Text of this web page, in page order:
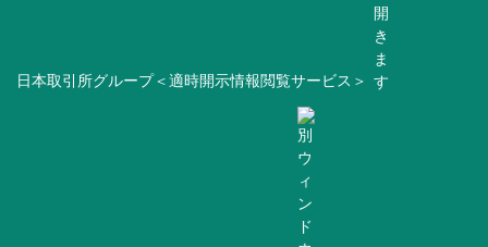
日本取引所グループ＜適時開示情報閲覧サービス＞